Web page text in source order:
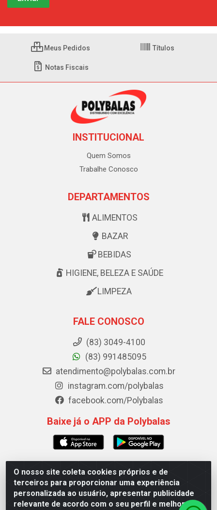
O nosso site coleta cookies próprios e de
terceiros para proporcionar uma experiência
personalizada ao usuário, apresentar publicidade
relevante de acordo com o seu perfil e melhorar a
Meus Pedidos Títulos
Notas Fiscais
INSTITUCIONAL
Quem Somos
Trabalhe Conosco
DEPARTAMENTOS
ALIMENTOS
BAZAR
BEBIDAS
HIGIENE, BELEZA E SAÚDE
LIMPEZA
FALE CONOSCO
(83) 3049-4100
(83) 991485095
atendimento@polybalas.com.br
instagram.com/polybalas
facebook.com/Polybalas
Baixe já o APP da Polybalas
Polybalas - Rua João Miguel de Souza, 173 Galpão B -
Ernesto Geisel, João Pessoa/PB - CEP 58.075-075 - CNPJ
00.909.327/0002-61